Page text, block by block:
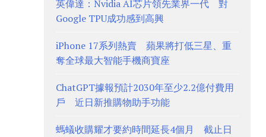
英偉達：Nvidia AI芯片領先業界一代 對
Google TPU成功感到高興
iPhone 17系列熱賣 蘋果將打低三星、重
奪全球最大智能手機商寶座
ChatGPT據報預計2030年至少2.2億付費用
戶 近日新推購物助手功能
螞蟻收購耀才要約時間延長4個月 截止日